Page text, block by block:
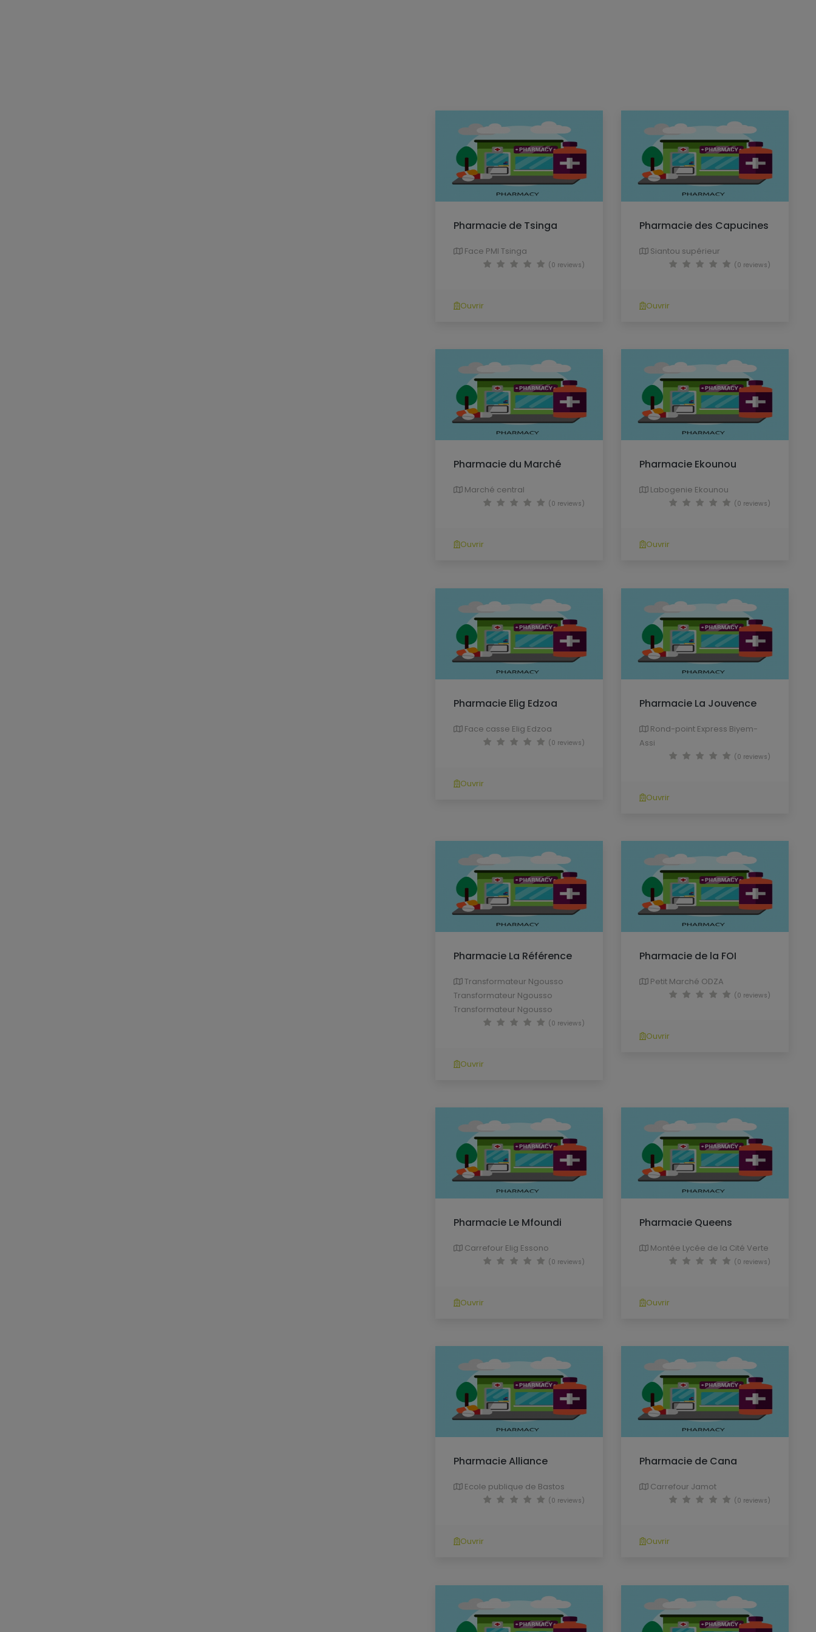
Pharmacie de Tsinga
Face PMI Tsinga
(0 reviews)
Ouvrir
Pharmacie des Capucines
Siantou supérieur
(0 reviews)
Ouvrir
Pharmacie du Marché
Marché central
(0 reviews)
Ouvrir
Pharmacie Ekounou
Labogenie Ekounou
(0 reviews)
Ouvrir
Pharmacie Elig Edzoa
Face casse Elig Edzoa
(0 reviews)
Ouvrir
Pharmacie La Jouvence
Rond-point Express Biyem-
Assi
(0 reviews)
Ouvrir
Pharmacie La Référence
Transformateur Ngousso
Transformateur Ngousso
Transformateur Ngousso
(0 reviews)
Ouvrir
Pharmacie de la FOI
Petit Marché ODZA
(0 reviews)
Ouvrir
Pharmacie Le Mfoundi
Carrefour Elig Essono
(0 reviews)
Ouvrir
Pharmacie Queens
Montée Lycée de la Cité Verte
(0 reviews)
Ouvrir
Pharmacie Alliance
Ecole publique de Bastos
(0 reviews)
Ouvrir
Pharmacie de Cana
Carrefour Jamot
(0 reviews)
Ouvrir